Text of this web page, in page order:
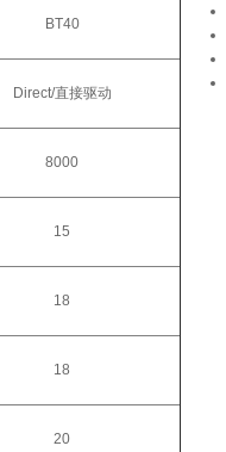
BT40
Direct/直接驱动
8000
15
18
18
20